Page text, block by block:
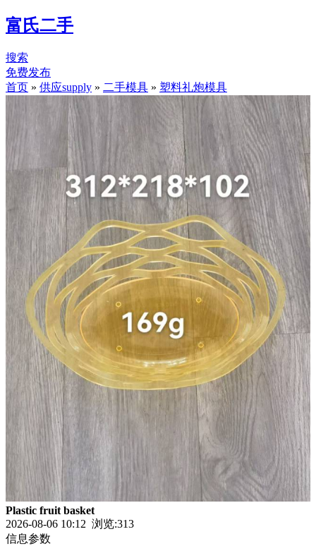
富氏二手
搜索
免费发布
首页 » 供应supply » 二手模具 » 塑料礼炮模具
Plastic fruit basket
2026-08-06 10:12 浏览:313
信息参数